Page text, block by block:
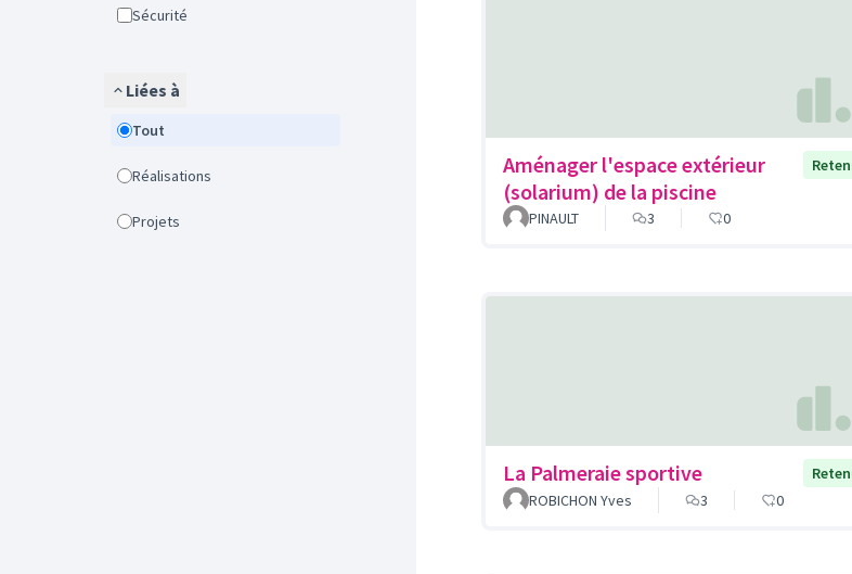
Sécurité
Liées à
Tout
Réalisations
Projets
Aménager l'espace extérieur
(solarium) de la piscine
PINAULT 3 0
La Palmeraie sportive
ROBICHON Yves
3 0